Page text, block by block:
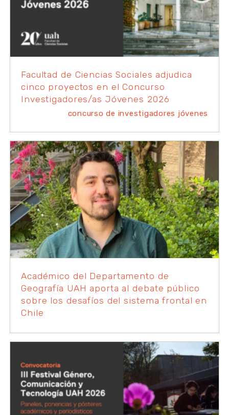
Facultad de Ciencias Sociales adjudica
cinco proyectos en el Concurso
Investigadores/as Jóvenes 2026
concurso de investigadores jóvenes
Académico del Departamento de
Geografía UAH aporta al debate público
sobre los desafíos del sistema frontal en
Chile